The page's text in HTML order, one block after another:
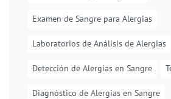
Examen de Sangre para Alergias
Laboratorios de Análisis de Alergias
Detección de Alergias en Sangre
Diagnóstico de Alergias en Sangre